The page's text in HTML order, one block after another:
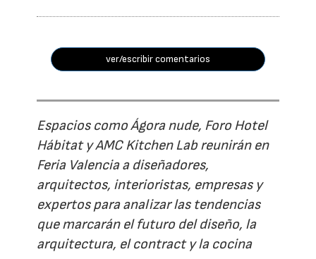
ver/escribir comentarios
Espacios como Ágora nude, Foro Hotel
Hábitat y AMC Kitchen Lab reunirán en
Feria Valencia a diseñadores,
arquitectos, interioristas, empresas y
expertos para analizar las tendencias
que marcarán el futuro del diseño, la
arquitectura, el contract y la cocina